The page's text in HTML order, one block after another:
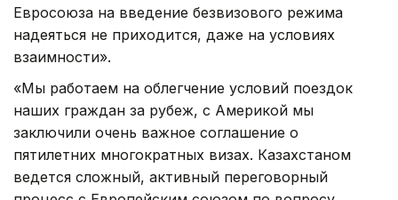
Евросоюза на введение безвизового режима
надеяться не приходится, даже на условиях
взаимности».
«Мы работаем на облегчение условий поездок
наших граждан за рубеж, с Америкой мы
заключили очень важное соглашение о
пятилетних многократных визах. Казахстаном
ведется сложный, активный переговорный